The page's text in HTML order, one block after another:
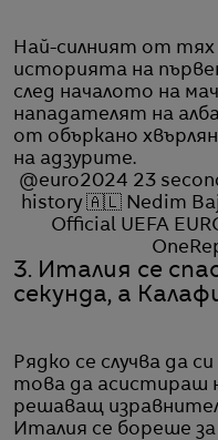
Най-силният от тях
историята на
след началото на
нападателят на
от объркано
на адзурите.
@euro2024 23
history 🇦🇱 Nedim
Official UEFA
3. Италия се
секунда, а
Рядко се случва да
това да асистираш
решаващ
Италия се бореше за